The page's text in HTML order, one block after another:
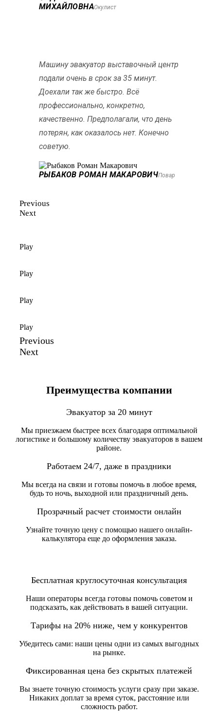
МИХАЙЛОВНАОкулист
Машину эвакуатор выставочный центр
подали очень в срок за 35 минут.
Доехали так же быстро. Всё
профессионально, конкретно,
качественно. Предполагали, что день
потерян, как оказалось нет. Конечно
советую.
РЫБАКОВ РОМАН МАКАРОВИЧПовар
Previous
Next
Play
Play
Play
Play
Previous
Next
Преимущества компании
Эвакуатор за 20 минут
Мы приезжаем быстрее всех благодаря оптимальной
логистике и большому количеству эвакуаторов в вашем
районе.
Работаем 24/7, даже в праздники
Мы всегда на связи и готовы помочь в любое время,
будь то ночь, выходной или праздничный день.
Прозрачный расчет стоимости онлайн
Узнайте точную цену с помощью нашего онлайн-
калькулятора еще до оформления заказа.
Бесплатная круглосуточная консультация
Наши операторы всегда готовы помочь советом и
подсказать, как действовать в вашей ситуации.
Тарифы на 20% ниже, чем у конкурентов
Убедитесь сами: наши цены одни из самых выгодных
на рынке.
Фиксированная цена без скрытых платежей
Вы знаете точную стоимость услуги сразу при заказе.
Никаких доплат за время суток, расстояние или
сложность работ.